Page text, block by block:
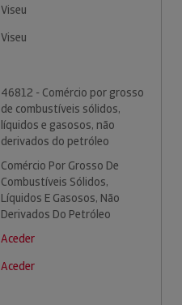
Viseu
Viseu
46812 - Comércio por grosso
de combustíveis sólidos,
líquidos e gasosos, não
derivados do petróleo
Comércio Por Grosso De
Combustíveis Sólidos,
Líquidos E Gasosos, Não
Derivados Do Petróleo
Aceder
Aceder